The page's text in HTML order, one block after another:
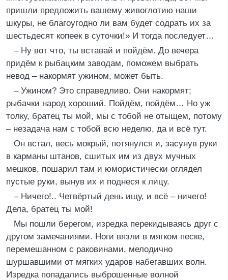
пришли предложить вашему живоглотию наши
шкуры, не благоугодно ли вам будет содрать их за
шестьдесят копеек в суточки!» И тогда последует…
– Ну вот что, ты вставай и пойдём. До вечера
придём к рыбацким заводам, поможем выбрать
невод – накормят ужином, может быть.
– Ужином? Это справедливо. Они накормят;
рыбачки народ хороший. Пойдём, пойдём… Но уж
толку, братец ты мой, мы с тобой не отыщем, потому
– незадача нам с тобой всю неделю, да и всё тут.
Он встал, весь мокрый, потянулся и, засунув руки
в карманы штанов, сшитых им из двух мучных
мешков, пошарил там и юмористически оглядел
пустые руки, вынув их и поднеся к лицу.
– Ничего!.. Четвёртый день ищу, и всё – ничего!
Дела, братец ты мой!
Мы пошли берегом, изредка перекидываясь друг с
другом замечаниями. Ноги вязли в мягком песке,
перемешанном с раковинами, мелодично
шуршавшими от мягких ударов набегавших волн.
Изредка попадались выброшенные волной